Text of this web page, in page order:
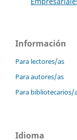
Información
Para lectores/as
Para autores/as
Para bibliotecarios/
Idioma